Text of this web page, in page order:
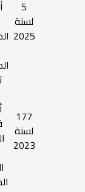
5
لسنة
2025
177
لسنة
2023